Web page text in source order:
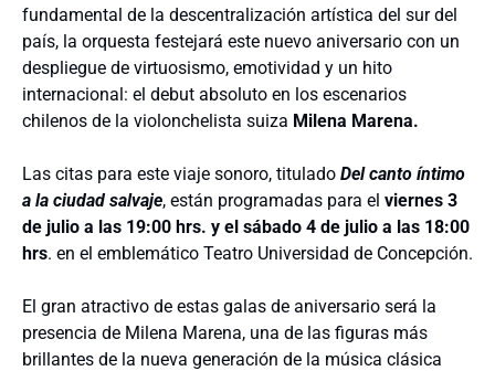
fundamental de la descentralización artística del sur del
país, la orquesta festejará este nuevo aniversario con un
despliegue de virtuosismo, emotividad y un hito
internacional: el debut absoluto en los escenarios
chilenos de la violonchelista suiza Milena Marena.
Las citas para este viaje sonoro, titulado Del canto íntimo
a la ciudad salvaje, están programadas para el viernes 3
de julio a las 19:00 hrs. y el sábado 4 de julio a las 18:00
hrs. en el emblemático Teatro Universidad de Concepción.
El gran atractivo de estas galas de aniversario será la
presencia de Milena Marena, una de las figuras más
brillantes de la nueva generación de la música clásica